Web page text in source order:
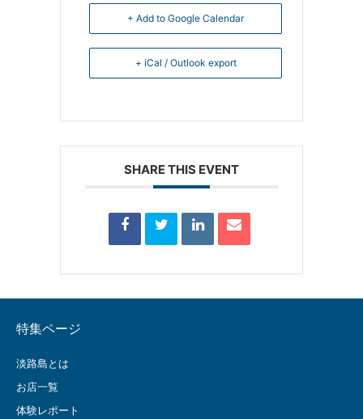
+ Add to Google Calendar
+ iCal / Outlook export
SHARE THIS EVENT
特集ページ
淡路島とは
お店一覧
体験レポート